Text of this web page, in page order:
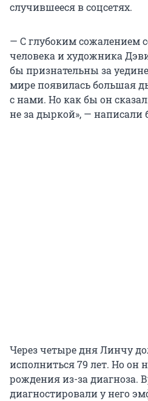
случившееся в соцсетях.
— C глубоким сожалением
человека и художника
бы признательны за
мире появилась большая
с нами. Но как бы он
не за дыркой», — написали
Через четыре дня Линчу
исполниться 79 лет. Но он
рождения из-за диагноза.
диагностировали у него